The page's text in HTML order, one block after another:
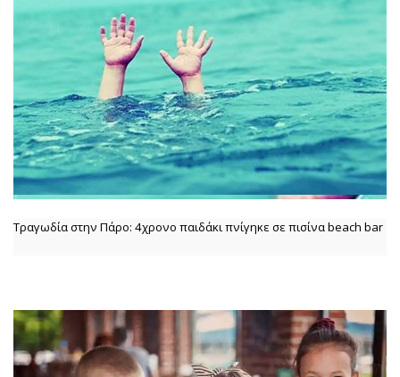
Τραγωδία στην Πάρο: 4χρονο παιδάκι πνίγηκε σε πισίνα beach bar